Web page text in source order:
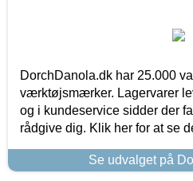
DorchDanola.dk har 25.000
værktøjsmærker. Lagervarer
og i kundeservice sidder der
rådgive dig. Klik her for at se
Se udvalget på